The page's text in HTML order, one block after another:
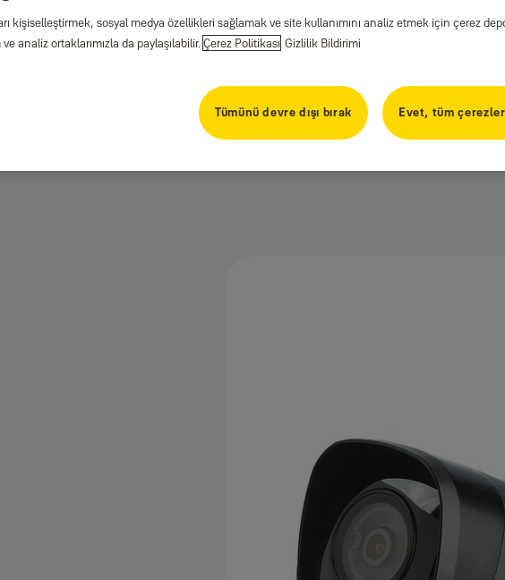
kişiselleştirmek, sosyal medya özellikleri sağlamak ve site kullanımını analiz etmek için çerez
analiz ortaklarımızla da paylaşılabilir. Çerez Politikası Gizlilik Bildirimi
Tümünü devre dışı bırak
Evet, tüm